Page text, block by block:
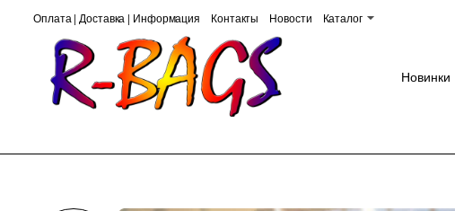
Оплата | Доставка | Информация Контакты Новости Каталог
Новинки